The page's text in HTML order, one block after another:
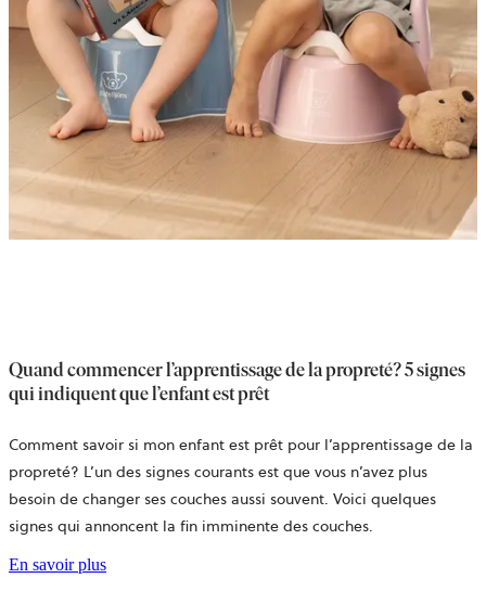
Quand commencer l’apprentissage de la propreté? 5 signes
qui indiquent que l’enfant est prêt
Comment savoir si mon enfant est prêt pour l’apprentissage de la
propreté? L’un des signes courants est que vous n’avez plus
besoin de changer ses couches aussi souvent. Voici quelques
signes qui annoncent la fin imminente des couches.
En savoir plus